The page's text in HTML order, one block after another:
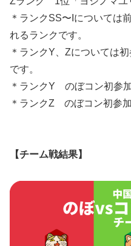
＊ランクSS〜Iについては
れるランクです。
＊ランクY、Zについては
です。
＊ランクY のぼコン初参
＊ランクZ のぼコン初参
【チーム戦結果】